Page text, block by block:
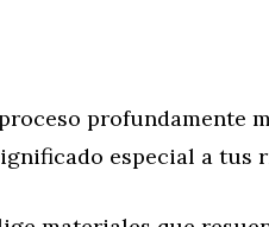
profundamente
especial a tus